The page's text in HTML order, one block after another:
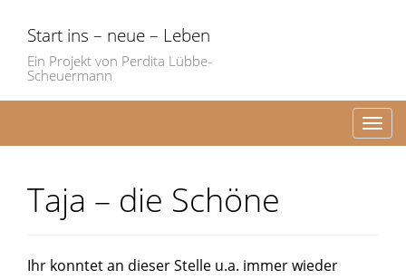
Start ins – neue – Leben
Ein Projekt von Perdita Lübbe-
Scheuermann
Taja – die Schöne
Ihr konntet an dieser Stelle u.a. immer wieder